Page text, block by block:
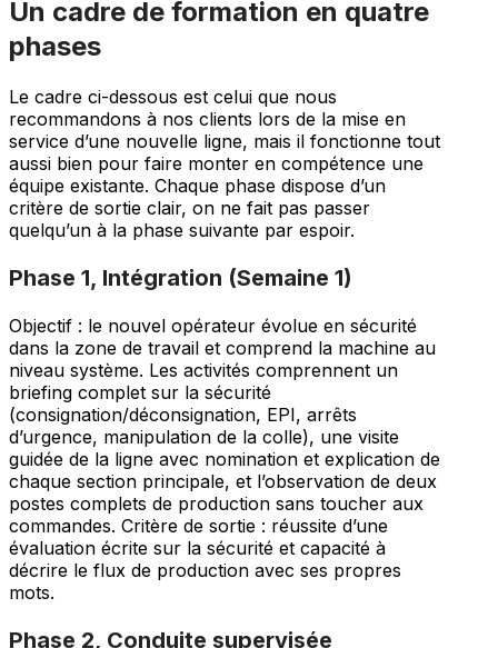
Un cadre de formation en quatre
phases
Le cadre ci-dessous est celui que nous
recommandons à nos clients lors de la mise en
service d’une nouvelle ligne, mais il fonctionne tout
aussi bien pour faire monter en compétence une
équipe existante. Chaque phase dispose d’un
critère de sortie clair, on ne fait pas passer
quelqu’un à la phase suivante par espoir.
Phase 1, Intégration (Semaine 1)
Objectif : le nouvel opérateur évolue en sécurité
dans la zone de travail et comprend la machine au
niveau système. Les activités comprennent un
briefing complet sur la sécurité
(consignation/déconsignation, EPI, arrêts
d’urgence, manipulation de la colle), une visite
guidée de la ligne avec nomination et explication de
chaque section principale, et l’observation de deux
postes complets de production sans toucher aux
commandes. Critère de sortie : réussite d’une
évaluation écrite sur la sécurité et capacité à
décrire le flux de production avec ses propres
mots.
Phase 2, Conduite supervisée